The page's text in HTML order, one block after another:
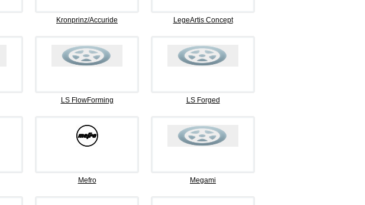
Kronprinz/Accuride LegeArtis Concept
LS FlowForming LS Forged
Mefro Megami